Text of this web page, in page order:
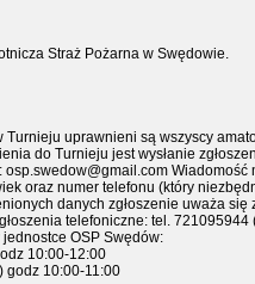
Straż Pożarna w Swędowie.
Turnieju uprawnieni są wszyscy
do Turnieju jest wysłanie
Wiadomość
oraz numer telefonu (który
danych zgłoszenie uważa się
telefoniczne: tel. 721095944
OSP Swędów:
10:00-12:00
godz 10:00-11:00